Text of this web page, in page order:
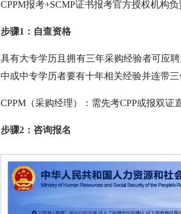
CPPM报考+SCMP证书报考官方授权机构
步骤1：自查资格
具有大专学历且拥有三年采购经验者可应
中或中专学历者要有十年相关经验并连带三
CPPM（采购经理）：需先考CPP或报双证
步骤2：咨询报名